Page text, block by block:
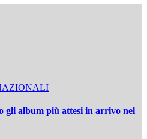
gli album più attesi in arrivo nel